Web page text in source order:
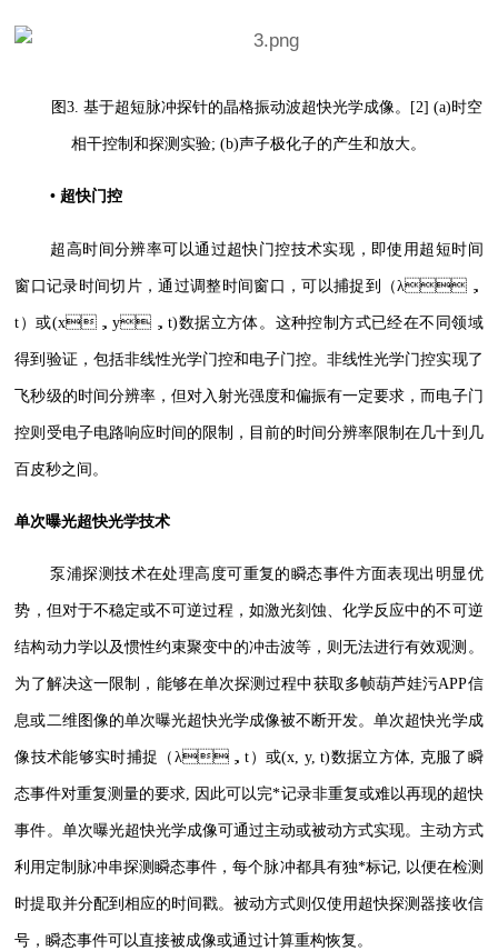
图3. 基于超短脉冲探针的晶格振动波超快光学成像。[2] (a)时空
相干控制和探测实验; (b)声子极化子的产生和放大。
• 超快门控
超高时间分辨率可以通过超快门控技术实现，即使用超短时间
窗口记录时间切片，通过调整时间窗口，可以捕捉到（λ，
t）或(x，y，t)数据立方体。这种控制方式已经在不同领域
得到验证，包括非线性光学门控和电子门控。非线性光学门控实现了
飞秒级的时间分辨率，但对入射光强度和偏振有一定要求，而电子门
控则受电子电路响应时间的限制，目前的时间分辨率限制在几十到几
百皮秒之间。
单次曝光超快光学技术
泵浦探测技术在处理高度可重复的瞬态事件方面表现出明显优
势，但对于不稳定或不可逆过程，如激光刻蚀、化学反应中的不可逆
结构动力学以及惯性约束聚变中的冲击波等，则无法进行有效观测。
为了解决这一限制，能够在单次探测过程中获取多帧葫芦娃污APP信
息或二维图像的单次曝光超快光学成像被不断开发。单次超快光学成
像技术能够实时捕捉（λ，t）或(x, y, t)数据立方体, 克服了瞬
态事件对重复测量的要求, 因此可以完*记录非重复或难以再现的超快
事件。单次曝光超快光学成像可通过主动或被动方式实现。主动方式
利用定制脉冲串探测瞬态事件，每个脉冲都具有独*标记, 以便在检测
时提取并分配到相应的时间戳。被动方式则仅使用超快探测器接收信
号，瞬态事件可以直接被成像或通过计算重构恢复。